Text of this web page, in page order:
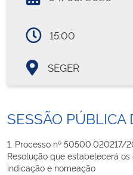
15:00
SEGER
SESSÃO
1. Processo nº 50500.020217/
Resolução que estabelecerá
indicação e nomeação